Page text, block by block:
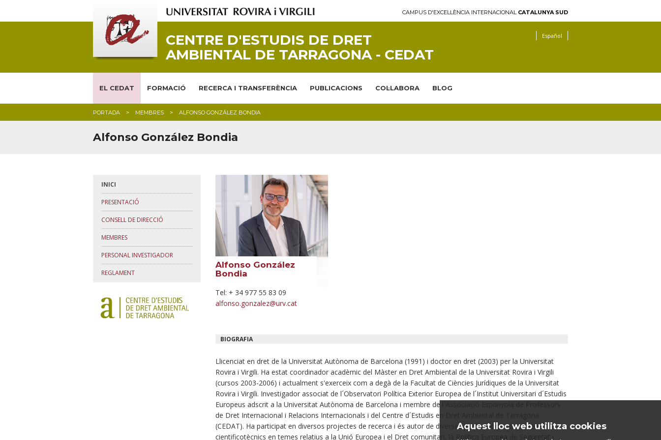
CAMPUS D'EXCEL·LÈNCIA INTERNACIONAL CATALUNYA SUD
CENTRE D'ESTUDIS DE DRET
AMBIENTAL DE TARRAGONA - CEDAT
Español
EL CEDAT FORMACIÓ RECERCA I TRANSFERÈNCIA PUBLICACIONS COL·LABORA BLOG
PORTADA MEMBRES ALFONSO GONZÁLEZ BONDIA
Alfonso González Bondia
INICI
PRESENTACIÓ
CONSELL DE DIRECCIÓ
MEMBRES
PERSONAL INVESTIGADOR
REGLAMENT
Alfonso González
Bondia
Tel: + 34 977 55 83 09
alfonso.gonzalez@urv.cat
BIOGRAFIA
Llicenciat en dret de la Universitat Autònoma de Barcelona (1991) i doctor en dret (2003) per la Universitat
Rovira i Virgili. Ha estat coordinador acadèmic del Màster en Dret Ambiental de la Universitat Rovira i Virgili
(cursos 2003-2006) i actualment s'exerceix com a degà de la Facultat de Ciències Jurídiques de la Universitat
Rovira i Virgili. Investigador associat de l´Observatori Política Exterior Europea de l´Institut Universitari d´Estudis
Europeus adscrit a la Universitat Autònoma de Barcelona i membre de l´Associació Espanyola de Professors
de Dret Internacional i Relacions Internacionals i del Centre d´Estudis en Dret Ambiental de Tarragona
(CEDAT). Ha participat en diversos projectes de recerca i és autor de diverses publicacions i documents
cientificotècnics en temes relatius a la Unió Europea i el Dret comunitari, la Política Europea de Seguretat i
Aquest lloc web utilitza cookies